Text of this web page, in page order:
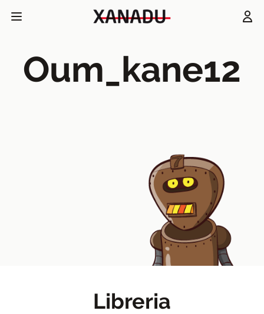
Oum_kane12
Libreria